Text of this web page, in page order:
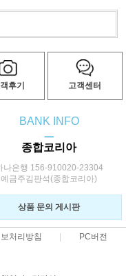
후기 고객센터
BANK INFO
ㅡ
종합코리아
나은행 156-910020-23304
예금주김판석(종합코리아)
상품 문의 게시판
처리방침 PC버전